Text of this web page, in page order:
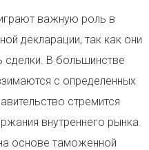
важную роль в
декларации, так как они
сделки. В большинстве
с определенных
стремится
внутреннего рынка.
основе таможенной